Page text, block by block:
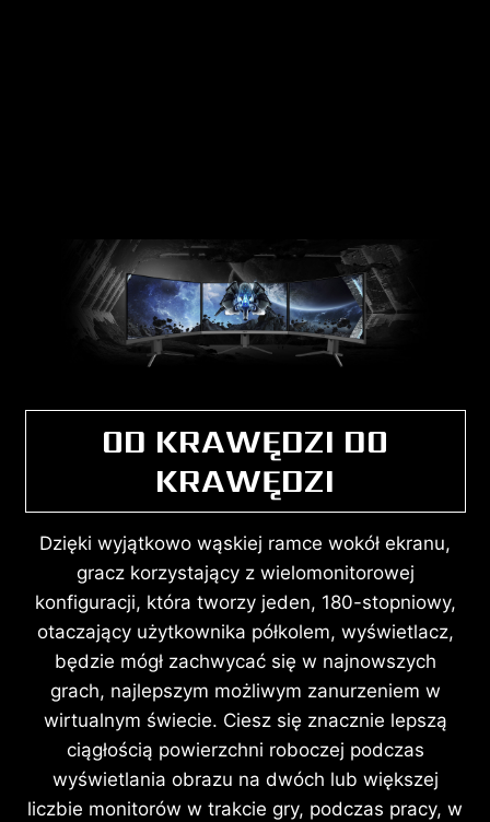
OD KRAWĘDZI DO
KRAWĘDZI
Dzięki wyjątkowo wąskiej ramce wokół ekranu,
gracz korzystający z wielomonitorowej
konfiguracji, która tworzy jeden, 180-stopniowy,
otaczający użytkownika półkolem, wyświetlacz,
będzie mógł zachwycać się w najnowszych
grach, najlepszym możliwym zanurzeniem w
wirtualnym świecie. Ciesz się znacznie lepszą
ciągłością powierzchni roboczej podczas
wyświetlania obrazu na dwóch lub większej
liczbie monitorów w trakcie gry, podczas pracy, w